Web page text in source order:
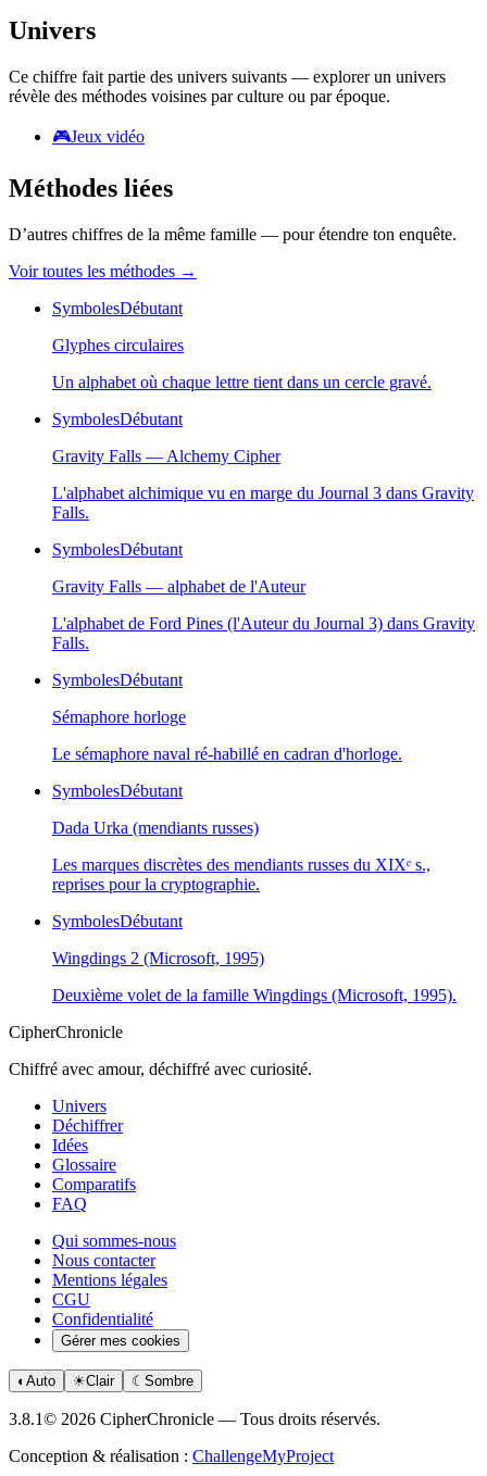
Univers
Ce chiffre fait partie des univers suivants — explorer un univers
révèle des méthodes voisines par culture ou par époque.
🎮Jeux vidéo
Méthodes liées
D’autres chiffres de la même famille — pour étendre ton enquête.
Voir toutes les méthodes →
SymbolesDébutant
Glyphes circulaires
Un alphabet où chaque lettre tient dans un cercle gravé.
SymbolesDébutant
Gravity Falls — Alchemy Cipher
L'alphabet alchimique vu en marge du Journal 3 dans Gravity
Falls.
SymbolesDébutant
Gravity Falls — alphabet de l'Auteur
L'alphabet de Ford Pines (l'Auteur du Journal 3) dans Gravity
Falls.
SymbolesDébutant
Sémaphore horloge
Le sémaphore naval ré-habillé en cadran d'horloge.
SymbolesDébutant
Dada Urka (mendiants russes)
Les marques discrètes des mendiants russes du XIXᵉ s.,
reprises pour la cryptographie.
SymbolesDébutant
Wingdings 2 (Microsoft, 1995)
Deuxième volet de la famille Wingdings (Microsoft, 1995).
CipherChronicle
Chiffré avec amour, déchiffré avec curiosité.
Univers
Déchiffrer
Idées
Glossaire
Comparatifs
FAQ
Qui sommes-nous
Nous contacter
Mentions légales
CGU
Confidentialité
Gérer mes cookies
◐ Auto ☀Clair ☾ Sombre
3.8.1© 2026 CipherChronicle — Tous droits réservés.
Conception & réalisation : ChallengeMyProject